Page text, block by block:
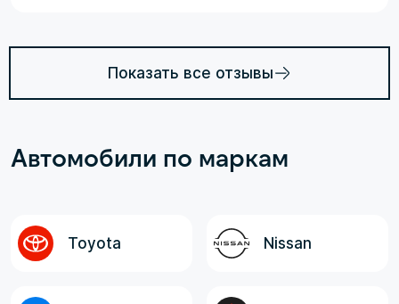
доставки до Владивостока составил три
месяца (особенности логистики и оплаты).
рамках договора; - Неизменная,
оговоренная, окончательная стоимость
логистов и экспедитора. Все
ответственные лица, в целом, отзывчивые,
Показать все отзывы
Автомобили по маркам
Toyota Nissan